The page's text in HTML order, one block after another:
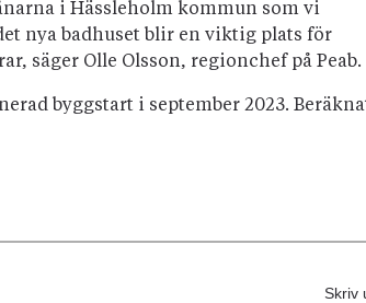
i Hässleholm kommun som vi
nya badhuset blir en viktig plats för
säger Olle Olsson, regionchef på Peab.
byggstart i september 2023.
Skriv